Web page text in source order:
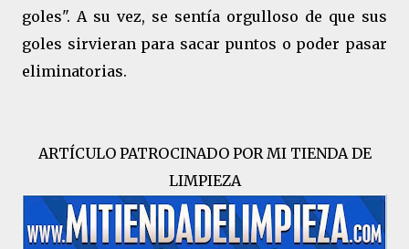
goles". A su vez, se sentía orgulloso de que sus
goles sirvieran para sacar puntos o poder pasar
eliminatorias.
ARTÍCULO PATROCINADO POR MI TIENDA DE
LIMPIEZA